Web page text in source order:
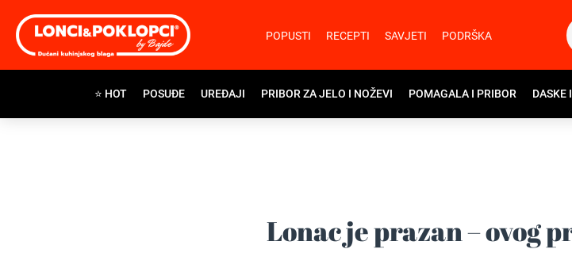
POPUSTI RECEPTI SAVJETI PODRŠKA
⭐ HOT POSUĐE UREĐAJI PRIBOR ZA JELO I NOŽEVI POMAGALA I PRIBOR DASKE
Lonac je prazan – ovog